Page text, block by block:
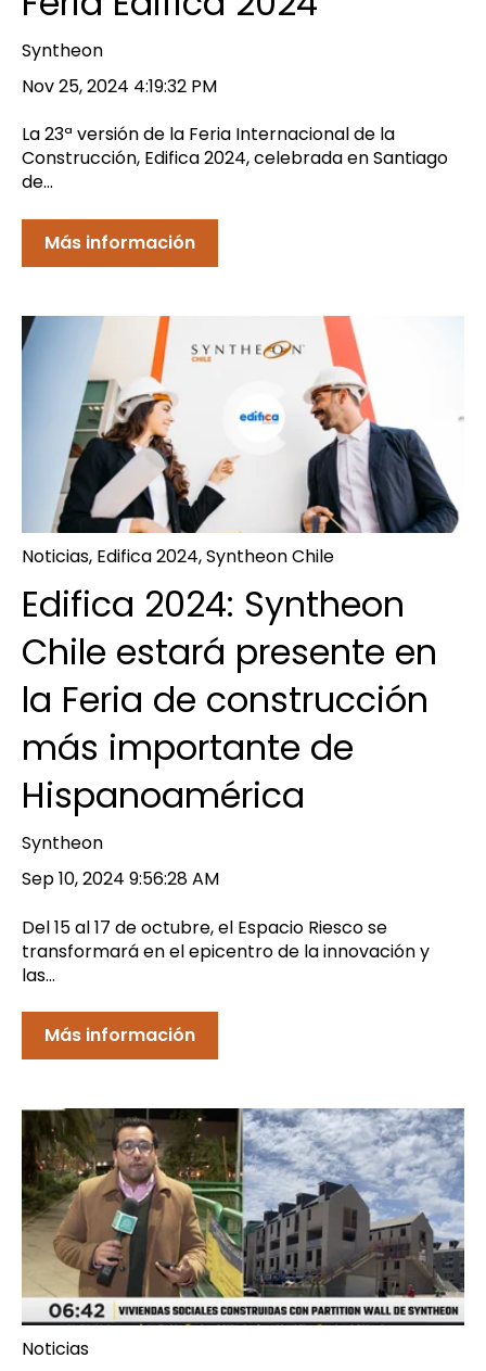
Syntheon
Nov 25, 2024 4:19:32 PM
La 23ª versión de la Feria Internacional de la
Construcción, Edifica 2024, celebrada en Santiago
de...
Más información
Noticias, Edifica 2024,Syntheon Chile
Edifica 2024: Syntheon
Chile estará presente en
la Feria de construcción
más importante de
Hispanoamérica
Syntheon
Sep 10, 2024 9:56:28 AM
Del 15 al 17 de octubre, el Espacio Riesco se
transformará en el epicentro de la innovación y
las...
Más información
Noticias